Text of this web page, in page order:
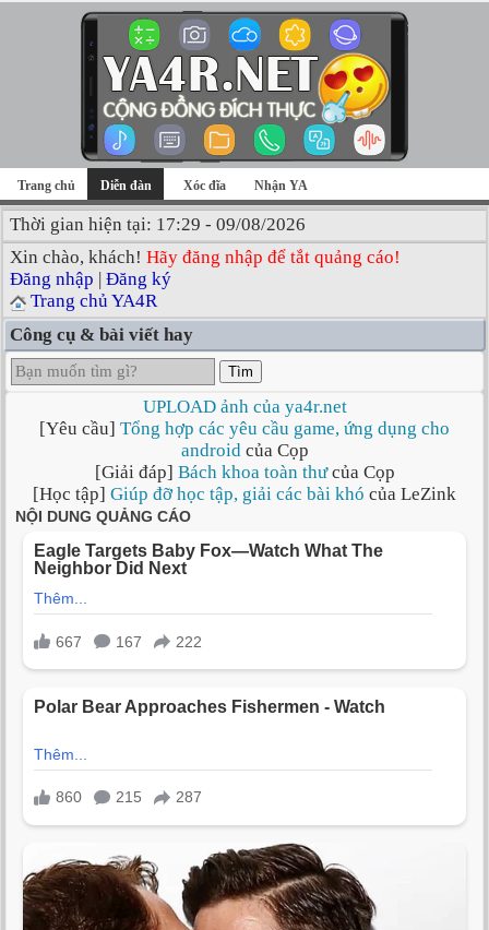
Trang chủ Diễn đàn Xóc đĩa Nhận YA
Thời gian hiện tại: 17:29 - 09/08/2026
Xin chào, khách! Hãy đăng nhập để tắt quảng cáo!
Đăng nhập | Đăng ký
Trang chủ YA4R
Công cụ & bài viết hay
Tìm
UPLOAD ảnh của ya4r.net
[Yêu cầu] Tổng hợp các yêu cầu game, ứng dụng cho
androidcủa Cọp
[Giải đáp] Bách khoa toàn thưcủa Cọp
[Học tập] Giúp đỡ học tập, giải các bài khó của LeZink